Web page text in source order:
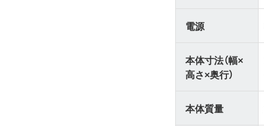
電源
本体寸法（幅×
高さ×奥行）
本体質量